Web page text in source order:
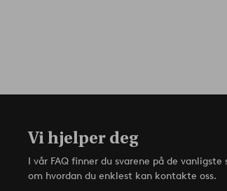
Vi hjelper deg
I vår FAQ finner du svarene på de
om hvordan du enklest kan kontakte oss.